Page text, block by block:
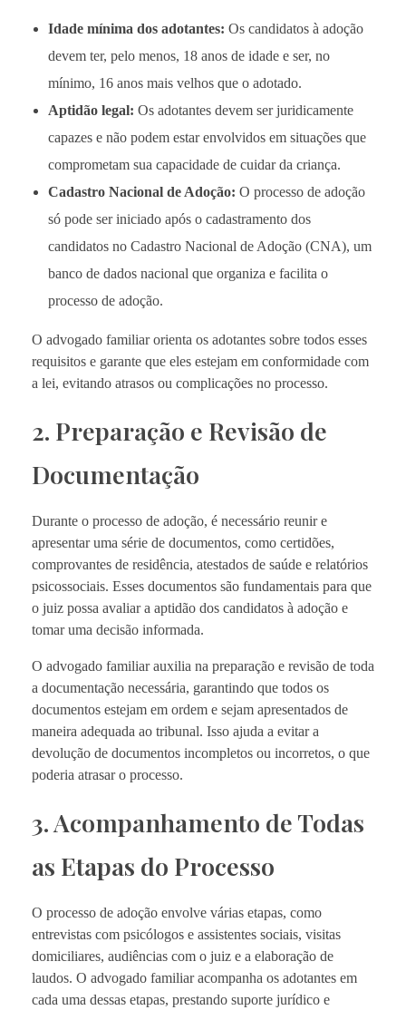
Idade mínima dos adotantes: Os candidatos à adoção
devem ter, pelo menos, 18 anos de idade e ser, no
mínimo, 16 anos mais velhos que o adotado.
Aptidão legal: Os adotantes devem ser juridicamente
capazes e não podem estar envolvidos em situações que
comprometam sua capacidade de cuidar da criança.
Cadastro Nacional de Adoção: O processo de adoção
só pode ser iniciado após o cadastramento dos
candidatos no Cadastro Nacional de Adoção (CNA), um
banco de dados nacional que organiza e facilita o
processo de adoção.
O advogado familiar orienta os adotantes sobre todos esses
requisitos e garante que eles estejam em conformidade com
a lei, evitando atrasos ou complicações no processo.
2. Preparação e Revisão de
Documentação
Durante o processo de adoção, é necessário reunir e
apresentar uma série de documentos, como certidões,
comprovantes de residência, atestados de saúde e relatórios
psicossociais. Esses documentos são fundamentais para que
o juiz possa avaliar a aptidão dos candidatos à adoção e
tomar uma decisão informada.
O advogado familiar auxilia na preparação e revisão de toda
a documentação necessária, garantindo que todos os
documentos estejam em ordem e sejam apresentados de
maneira adequada ao tribunal. Isso ajuda a evitar a
devolução de documentos incompletos ou incorretos, o que
poderia atrasar o processo.
3. Acompanhamento de Todas
as Etapas do Processo
O processo de adoção envolve várias etapas, como
entrevistas com psicólogos e assistentes sociais, visitas
domiciliares, audiências com o juiz e a elaboração de
laudos. O advogado familiar acompanha os adotantes em
cada uma dessas etapas, prestando suporte jurídico e